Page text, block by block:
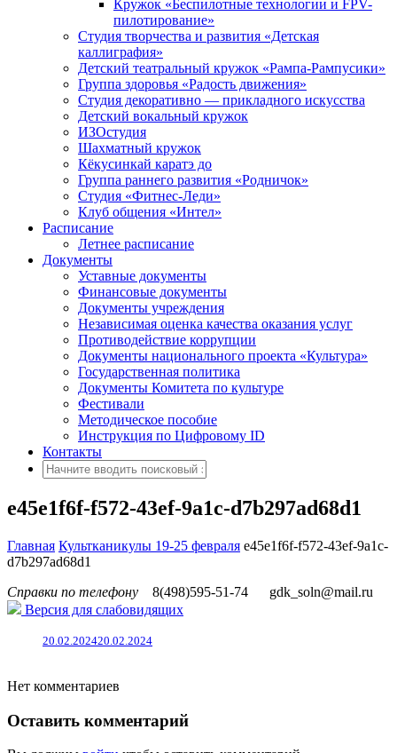
Кружок «Беспилотные технологии и FPV-
пилотирование»
Студия творчества и развития «Детская
каллиграфия»
Детский театральный кружок «Рампа-Рампусики»
Группа здоровья «Радость движения»
Студия декоративно — прикладного искусства
Детский вокальный кружок
ИЗОстудия
Шахматный кружок
Кёкусинкай каратэ до
Группа раннего развития «Родничок»
Cтудия «Фитнес-Леди»
Клуб общения «Интел»
Расписание
Летнее расписание
Документы
Уставные документы
Финансовые документы
Документы учреждения
Независимая оценка качества оказания услуг
Противодействие коррупции
Документы национального проекта «Культура»
Государственная политика
Документы Комитета по культуре
Фестивали
Методическое пособие
Инструкция по Цифровому ID
Контакты
e45e1f6f-f572-43ef-9a1c-d7b297ad68d1
Главная Культканикулы 19-25 февраля e45e1f6f-f572-43ef-9a1c-
d7b297ad68d1
Справки по телефону
8(498)595-51-74
gdk_soln@mail.ru
Версия для слабовидящих
20.02.202420.02.2024
Нет комментариев
Оставить комментарий